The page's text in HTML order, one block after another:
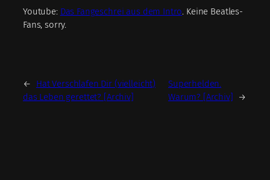
Youtube: Das Fangeschrei aus dem Intro. Keine Beatles-
Fans, sorry.
←
Hat Verschlafen Dir (vielleicht)
das Leben gerettet? [Archiv]
Superhelden.
Warum? [Archiv]
→